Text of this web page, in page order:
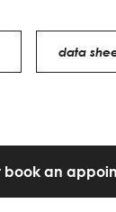
data
book an